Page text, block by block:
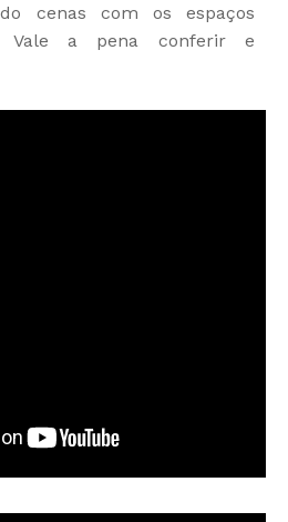
cenas com os espaços
Vale a pena conferir e